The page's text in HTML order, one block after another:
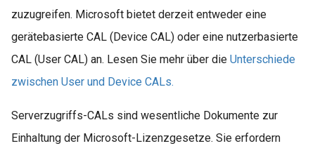
zuzugreifen. Microsoft bietet derzeit entweder eine
gerätebasierte CAL (Device CAL) oder eine nutzerbasierte
CAL (User CAL) an. Lesen Sie mehr über die Unterschiede
zwischen User und Device CALs.
Serverzugriffs-CALs sind wesentliche Dokumente zur
Einhaltung der Microsoft-Lizenzgesetze. Sie erfordern